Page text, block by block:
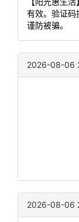
有效。验证码
谨防被骗。
2026-08-06
2026-08-06